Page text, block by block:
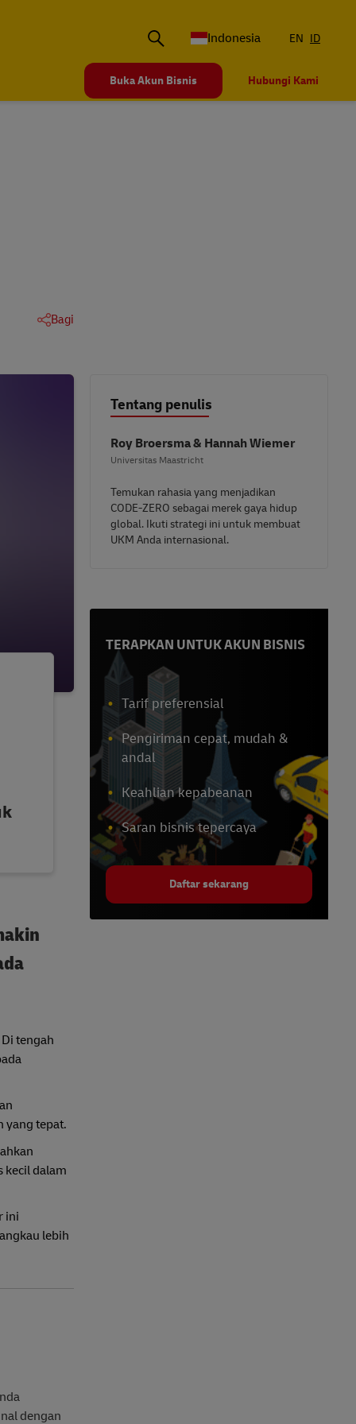
Indonesia EN ID
Buka Akun Bisnis Hubungi Kami
Bagi
tengah
yang tepat.
kecil dalam
ini
lebih
dengan
Tentang penulis
Roy Broersma & Hannah Wiemer
Universitas Maastricht
Temukan rahasia yang menjadikan
CODE-ZERO sebagai merek gaya hidup
global. Ikuti strategi ini untuk membuat
UKM Anda internasional.
TERAPKAN UNTUK AKUN BISNIS
Tarif preferensial
Pengiriman cepat, mudah &
andal
Keahlian kepabeanan
Saran bisnis tepercaya
Daftar sekarang